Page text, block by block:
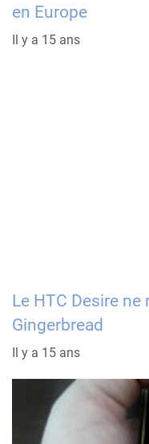
en Europe
Il y a 15 ans
Le HTC Desire
Gingerbread
Il y a 15 ans